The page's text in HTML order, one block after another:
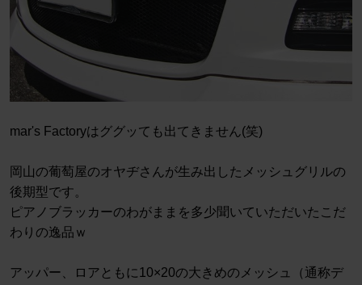
mar's Factoryはググッても出てきません(笑)
岡山の葡萄屋のオヤヂさんが生み出したメッシュグリルの
後期型です。
ピアノブラッカーのわがままを多少聞いていただいたこだ
わりの逸品ｗ
アッパー、ロアともに10×20の大きめのメッシュ（通称デ